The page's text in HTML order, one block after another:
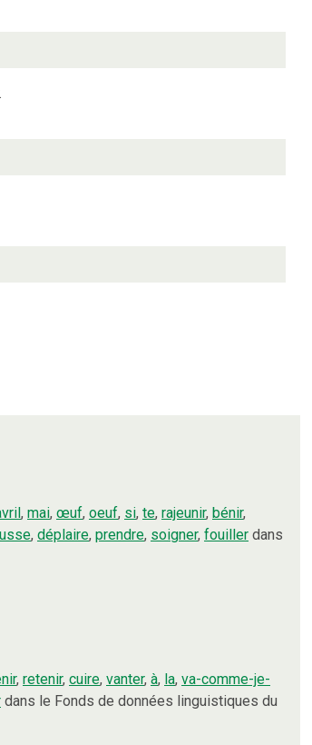
, mai, œuf, oeuf, si, te, rajeunir, bénir,
, déplaire, prendre, soigner, fouiller dans
, retenir, cuire, vanter, à, la, va-comme-je-
dans le Fonds de données linguistiques du